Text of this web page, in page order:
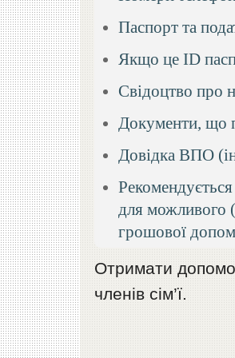
Паспорт та
Якщо це ID
Свідоцтво про
Документи, що
Довідка ВПО
для можливого
грошової
Отримати
членів сім’ї.